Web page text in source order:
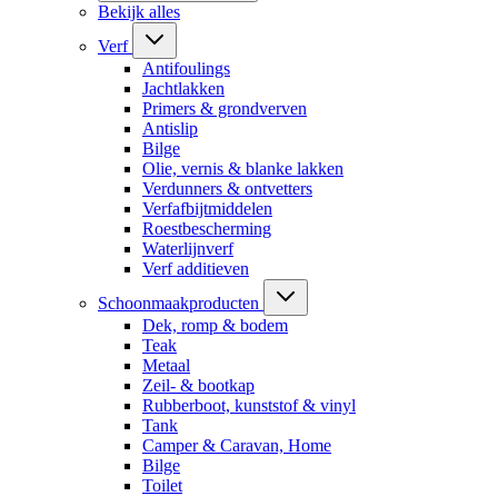
Bekijk alles
Verf
Antifoulings
Jachtlakken
Primers & grondverven
Antislip
Bilge
Olie, vernis & blanke lakken
Verdunners & ontvetters
Verfafbijtmiddelen
Roestbescherming
Waterlijnverf
Verf additieven
Schoonmaakproducten
Dek, romp & bodem
Teak
Metaal
Zeil- & bootkap
Rubberboot, kunststof & vinyl
Tank
Camper & Caravan, Home
Bilge
Toilet